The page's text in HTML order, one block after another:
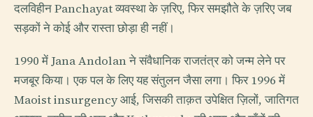
दलविहीन Panchayat व्यवस्था के ज़रिए, फिर समझौते के ज़रिए जब
सड़कों ने कोई और रास्ता छोड़ा ही नहीं।
1990 में Jana Andolan ने संवैधानिक राजतंत्र को जन्म लेने पर
मजबूर किया। एक पल के लिए यह संतुलन जैसा लगा। फिर 1996 में
Maoist insurgency आई, जिसकी ताक़त उपेक्षित ज़िलों, जातिगत